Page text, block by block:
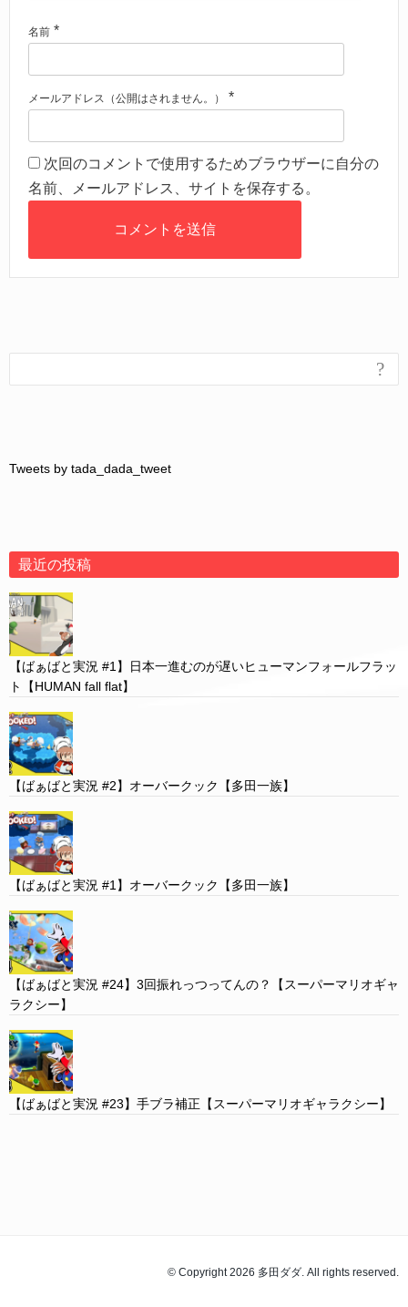
名前 *
メールアドレス（公開はされません。） *
次回のコメントで使用するためブラウザーに自分の
名前、メールアドレス、サイトを保存する。
?
Tweets by tada_dada_tweet
最近の投稿
【ばぁばと実況 #1】日本一進むのが遅いヒューマンフォールフラッ
ト【HUMAN fall flat】
【ばぁばと実況 #2】オーバークック【多田一族】
【ばぁばと実況 #1】オーバークック【多田一族】
【ばぁばと実況 #24】3回振れっつってんの？【スーパーマリオギャ
ラクシー】
【ばぁばと実況 #23】手ブラ補正【スーパーマリオギャラクシー】
© Copyright 2026 多田ダダ. All rights reserved.